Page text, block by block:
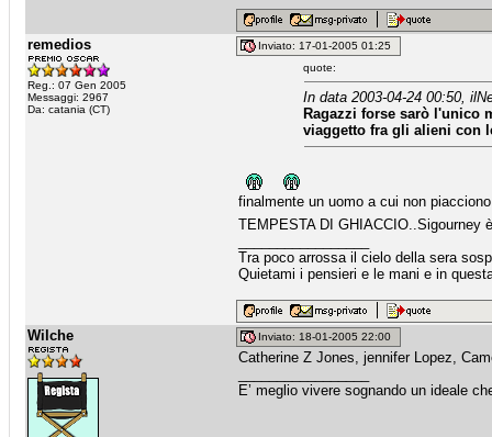
remedios
Reg.: 07 Gen 2005
Messaggi: 2967
Da: catania (CT)
Inviato: 17-01-2005 01:25
quote:
In data 2003-04-24 00:50,
Ragazzi forse sarò l'unico
viaggetto fra gli alieni con
finalmente un uomo a cui non
TEMPESTA DI GHIACCIO..Sigourney
Tra poco arrossa il cielo della sera
Quietami i pensieri e le mani e in
Wilche Inviato: 18-01-2005 22:00
Catherine Z Jones, jennifer Lopez,
E’ meglio vivere sognando un ideale